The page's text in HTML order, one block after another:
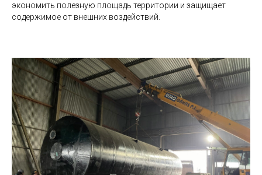
экономить полезную площадь территории и защищает
содержимое от внешних воздействий.